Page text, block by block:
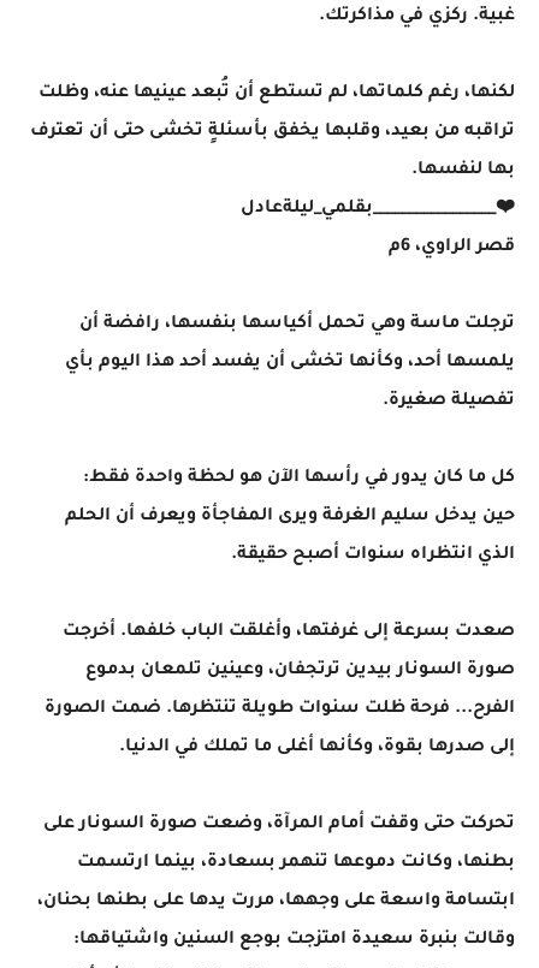
غبية. ركزي في مذاكرتك.
لكنها، رغم كلماتها، لم تستطع أن تُبعد عينيها عنه، وظلت
تراقبه من بعيد، وقلبها يخفق بأسئلةٍ تخشى حتى أن تعترف
بها لنفسها.
❤️_________________بقلمي_ليلةعادل
قصر الراوي، 6م
ترجلت ماسة وهي تحمل أكياسها بنفسها، رافضة أن
يلمسها أحد، وكأنها تخشى أن يفسد أحد هذا اليوم بأي
تفصيلة صغيرة.
كل ما كان يدور في رأسها الآن هو لحظة واحدة فقط:
حين يدخل سليم الغرفة ويرى المفاجأة ويعرف أن الحلم
الذي انتظراه سنوات أصبح حقيقة.
صعدت بسرعة إلى غرفتها، وأغلقت الباب خلفها. أخرجت
صورة السونار بيدين ترتجفان، وعينين تلمعان بدموع
الفرح... فرحة ظلت سنوات طويلة تنتظرها. ضمت الصورة
إلى صدرها بقوة، وكأنها أغلى ما تملك في الدنيا.
تحركت حتى وقفت أمام المرآة، وضعت صورة السونار على
بطنها، وكانت دموعها تنهمر بسعادة، بينما ارتسمت
ابتسامة واسعة على وجهها، مررت يدها على بطنها بحنان،
وقالت بنبرة سعيدة امتزجت بوجع السنين واشتياقها: